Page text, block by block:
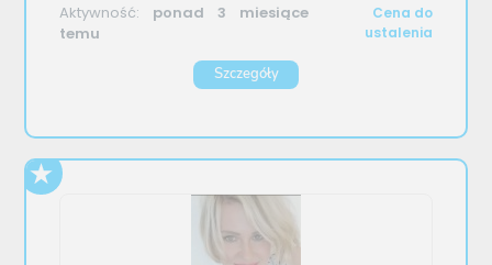
Aktywność: ponad 3 miesiące
temu
Cena do
ustalenia
Szczegóły